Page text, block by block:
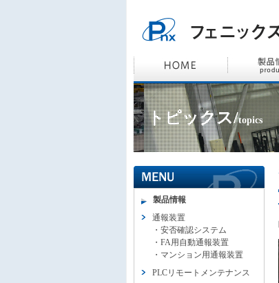
トピックス/topics
製品情報
通報装置
・ 安否確認システム
・ FA用自動通報装置
・ マンション用通報装置
PLCリモートメンテナンス